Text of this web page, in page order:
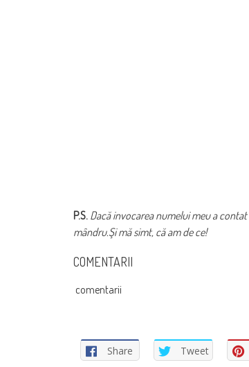
P.S. Dacă invocarea numelui meu a
mândru.Şi mă simt, că am de ce!
COMENTARII
comentarii
Share Tweet